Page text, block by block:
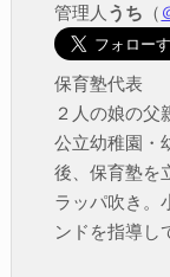
管理人 うち （
保育塾代表
２人の娘の父
公立幼稚園・
後、保育塾を
ラッパ吹き。
ンドを指導し